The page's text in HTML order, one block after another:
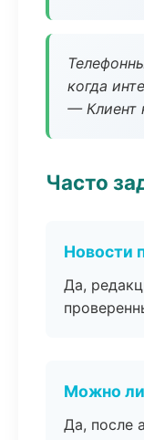
когда
— Клиент
Часто
Новости
Да,
Можно ли
Да, после